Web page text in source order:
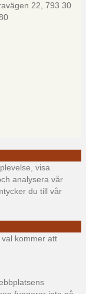
22, 793 30
visa
analysera vår
du till vår
kommer att